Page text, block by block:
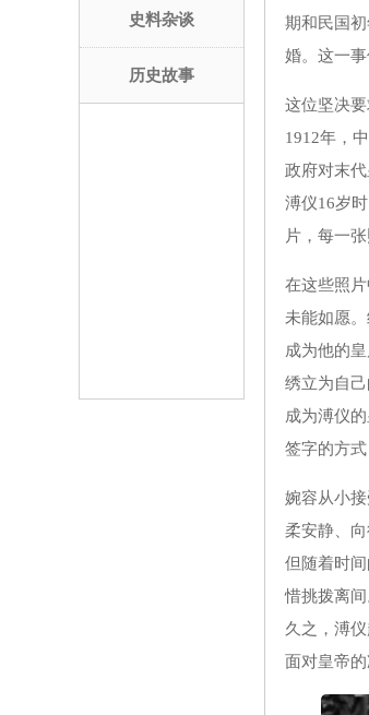
史料杂谈
历史故事
期和民国
婚。这一
这位坚决
1912年，
政府对末
溥仪16岁
片，每一
在这些照
未能如愿
成为他的
绣立为自
成为溥仪
签字的方式
婉容从小
柔安静、
但随着时
惜挑拨离
久之，溥
面对皇帝